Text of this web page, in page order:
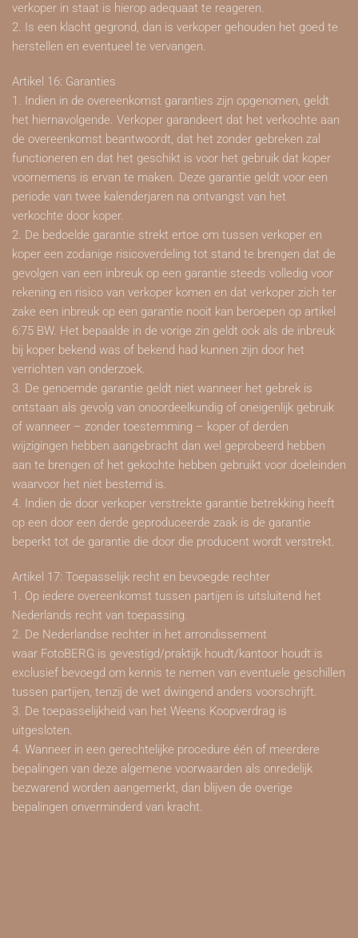
verkoper in staat is hierop adequaat te reageren.
2. Is een klacht gegrond, dan is verkoper gehouden het goed te
herstellen en eventueel te vervangen.
Artikel 16: Garanties
1. Indien in de overeenkomst garanties zijn opgenomen, geldt
het hiernavolgende. Verkoper garandeert dat het verkochte aan
de overeenkomst beantwoordt, dat het zonder gebreken zal
functioneren en dat het geschikt is voor het gebruik dat koper
voornemens is ervan te maken. Deze garantie geldt voor een
periode van twee kalenderjaren na ontvangst van het
verkochte door koper.
2. De bedoelde garantie strekt ertoe om tussen verkoper en
koper een zodanige risicoverdeling tot stand te brengen dat de
gevolgen van een inbreuk op een garantie steeds volledig voor
rekening en risico van verkoper komen en dat verkoper zich ter
zake een inbreuk op een garantie nooit kan beroepen op artikel
6:75 BW. Het bepaalde in de vorige zin geldt ook als de inbreuk
bij koper bekend was of bekend had kunnen zijn door het
verrichten van onderzoek.
3. De genoemde garantie geldt niet wanneer het gebrek is
ontstaan als gevolg van onoordeelkundig of oneigenlijk gebruik
of wanneer – zonder toestemming – koper of derden
wijzigingen hebben aangebracht dan wel geprobeerd hebben
aan te brengen of het gekochte hebben gebruikt voor doeleinden
waarvoor het niet bestemd is.
4. Indien de door verkoper verstrekte garantie betrekking heeft
op een door een derde geproduceerde zaak is de garantie
beperkt tot de garantie die door die producent wordt verstrekt.
Artikel 17: Toepasselijk recht en bevoegde rechter
1. Op iedere overeenkomst tussen partijen is uitsluitend het
Nederlands recht van toepassing.
2. De Nederlandse rechter in het arrondissement
waar FotoBERG is gevestigd/praktijk houdt/kantoor houdt is
exclusief bevoegd om kennis te nemen van eventuele geschillen
tussen partijen, tenzij de wet dwingend anders voorschrijft.
3. De toepasselijkheid van het Weens Koopverdrag is
uitgesloten.
4. Wanneer in een gerechtelijke procedure één of meerdere
bepalingen van deze algemene voorwaarden als onredelijk
bezwarend worden aangemerkt, dan blijven de overige
bepalingen onverminderd van kracht.